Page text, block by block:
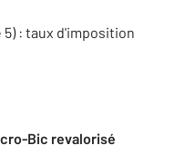
5) : taux d'imposition
Bic revalorisé